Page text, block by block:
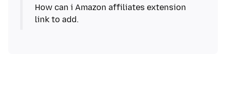
How can i Amazon affiliates extension